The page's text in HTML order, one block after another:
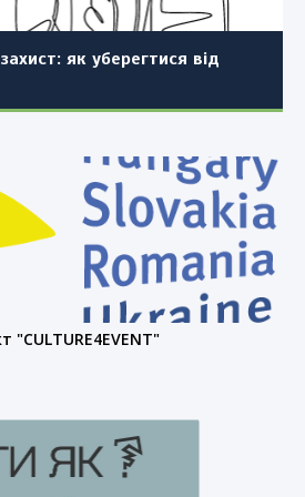
як уберегтися від
(повторно)
"CULTURE4EVENT"